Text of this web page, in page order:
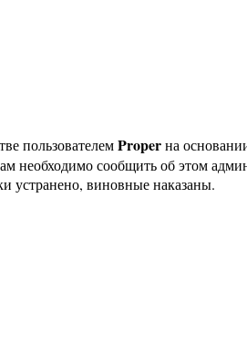
пользователемProperна
необходимо сообщить об этом
устранено, виновные наказаны.